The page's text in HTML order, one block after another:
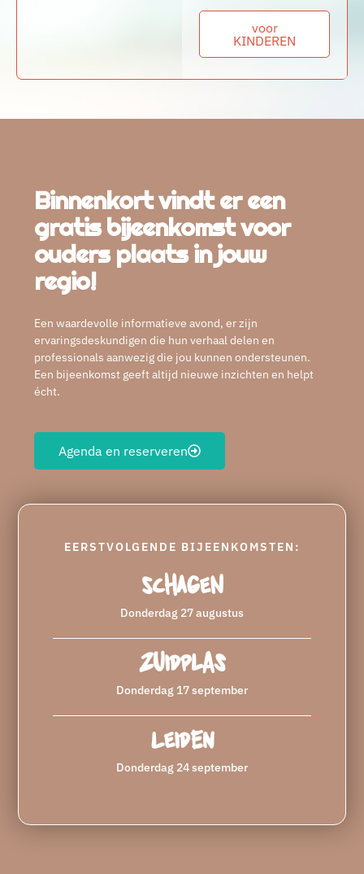
voor
KINDEREN
Binnenkort vindt er een
gratis bijeenkomst voor
ouders plaats in jouw
regio!
Een waardevolle informatieve avond, er zijn
ervaringsdeskundigen die hun verhaal delen en
professionals aanwezig die jou kunnen ondersteunen.
Een bijeenkomst geeft altijd nieuwe inzichten en helpt
écht.
Agenda en reserveren
EERSTVOLGENDE BIJEENKOMSTEN:
Schagen
Donderdag 27 augustus
Zuidplas
Donderdag 17 september
Leiden
Donderdag 24 september